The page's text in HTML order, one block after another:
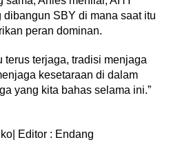
SBY di mana saat itu
peran dominan.
terus terjaga, tradisi menjaga
kesetaraan di dalam
yang kita bahas selama ini.”
Editor : Endang